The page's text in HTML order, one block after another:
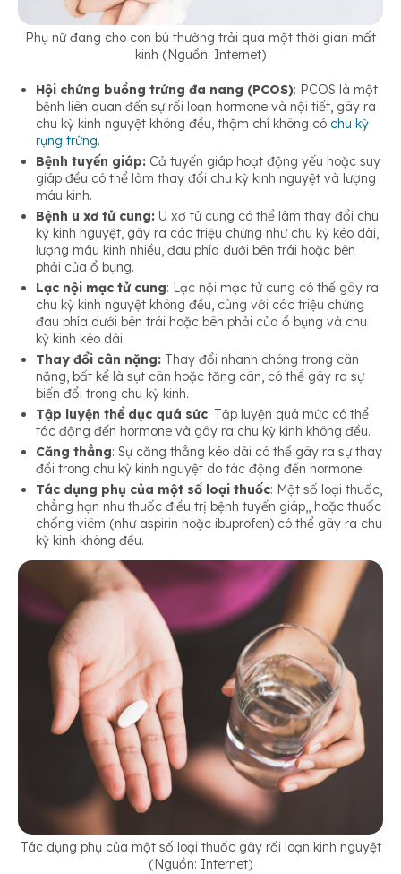
Phụ nữ đang cho con bú thường trải qua một thời gian mất
kinh (Nguồn: Internet)
Hội chứng buồng trứng đa nang (PCOS): PCOS là một
bệnh liên quan đến sự rối loạn hormone và nội tiết, gây ra
chu kỳ kinh nguyệt không đều, thậm chí không có chu kỳ
rụng trứng.
Bệnh tuyến giáp: Cả tuyến giáp hoạt động yếu hoặc suy
giáp đều có thể làm thay đổi chu kỳ kinh nguyệt và lượng
máu kinh.
Bệnh u xơ tử cung: U xơ tử cung có thể làm thay đổi chu
kỳ kinh nguyệt, gây ra các triệu chứng như chu kỳ kéo dài,
lượng máu kinh nhiều, đau phía dưới bên trái hoặc bên
phải của ổ bụng.
Lạc nội mạc tử cung: Lạc nội mạc tử cung có thể gây ra
chu kỳ kinh nguyệt không đều, cùng với các triệu chứng
đau phía dưới bên trái hoặc bên phải của ổ bụng và chu
kỳ kinh kéo dài.
Thay đổi cân nặng: Thay đổi nhanh chóng trong cân
nặng, bất kể là sụt cân hoặc tăng cân, có thể gây ra sự
biến đổi trong chu kỳ kinh.
Tập luyện thể dục quá sức: Tập luyện quá mức có thể
tác động đến hormone và gây ra chu kỳ kinh không đều.
Căng thẳng: Sự căng thẳng kéo dài có thể gây ra sự thay
đổi trong chu kỳ kinh nguyệt do tác động đến hormone.
Tác dụng phụ của một số loại thuốc: Một số loại thuốc,
chẳng hạn như thuốc điều trị bệnh tuyến giáp,, hoặc thuốc
chống viêm (như aspirin hoặc ibuprofen) có thể gây ra chu
kỳ kinh không đều.
Tác dụng phụ của một số loại thuốc gây rối loạn kinh nguyệt
(Nguồn: Internet)